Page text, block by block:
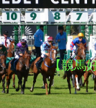
【競馬好